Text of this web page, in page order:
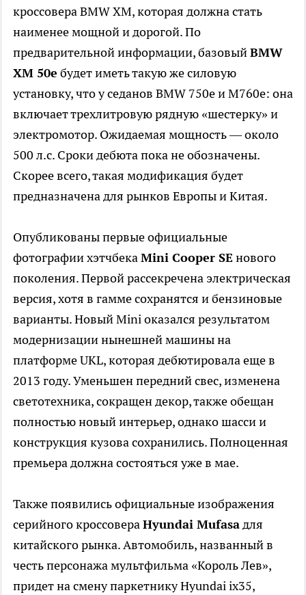
кроссовера BMW XM, которая должна стать
наименее мощной и дорогой. По
предварительной информации, базовыйBMW
XM 50e будет иметь такую же силовую
установку, что у седанов BMW 750e и M760e: она
включает трехлитровую рядную «шестерку» и
электромотор. Ожидаемая мощность — около
500 л.с. Сроки дебюта пока не обозначены.
Скорее всего, такая модификация будет
предназначена для рынков Европы и Китая.
Опубликованы первые официальные
фотографии хэтчбекаMini Cooper SE нового
поколения. Первой рассекречена электрическая
версия, хотя в гамме сохранятся и бензиновые
варианты. Новый Mini оказался результатом
модернизации нынешней машины на
платформе UKL, которая дебютировала еще в
2013 году. Уменьшен передний свес, изменена
светотехника, сокращен декор, также обещан
полностью новый интерьер, однако шасси и
конструкция кузова сохранились. Полноценная
премьера должна состояться уже в мае.
Также появились официальные изображения
серийного кроссовераHyundai Mufasaдля
китайского рынка. Автомобиль, названный в
честь персонажа мультфильма «Король Лев»,
придет на смену паркетнику Hyundai ix35,